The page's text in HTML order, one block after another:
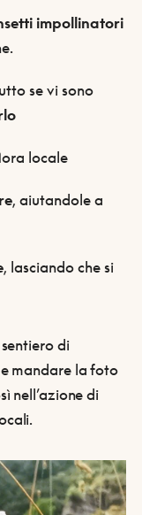
impollinatori
se vi sono
locale
, aiutandole a
, lasciando che si
di
mandare la foto
nell’azione di